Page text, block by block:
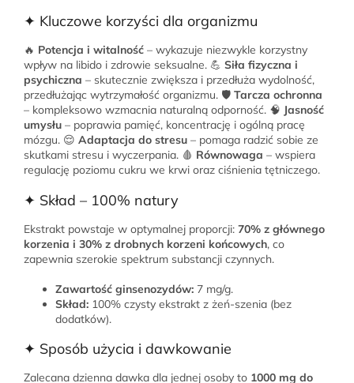
✦ Kluczowe korzyści dla organizmu
🔥 Potencja i witalność – wykazuje niezwykle korzystny
wpływ na libido i zdrowie seksualne. 💪 Siła fizyczna i
psychiczna – skutecznie zwiększa i przedłuża wydolność,
przedłużając wytrzymałość organizmu. 🛡 Tarcza ochronna
– kompleksowo wzmacnia naturalną odporność. 🧠 Jasność
umysłu – poprawia pamięć, koncentrację i ogólną pracę
mózgu. 😌 Adaptacja do stresu – pomaga radzić sobie ze
skutkami stresu i wyczerpania. 🩸 Równowaga – wspiera
regulację poziomu cukru we krwi oraz ciśnienia tętniczego.
✦ Skład – 100% natury
Ekstrakt powstaje w optymalnej proporcji: 70% z głównego
korzenia i 30% z drobnych korzeni końcowych, co
zapewnia szerokie spektrum substancji czynnych.
Zawartość ginsenozydów: 7 mg/g.
Skład: 100% czysty ekstrakt z żeń-szenia (bez
dodatków).
✦ Sposób użycia i dawkowanie
Zalecana dzienna dawka dla jednej osoby to 1000 mg do